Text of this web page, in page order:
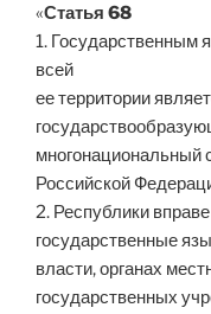
«Статья 68
1. Государственным
всей
ее территории
многонациональный
Российской
2. Республики
государственные
власти, органах
государственных